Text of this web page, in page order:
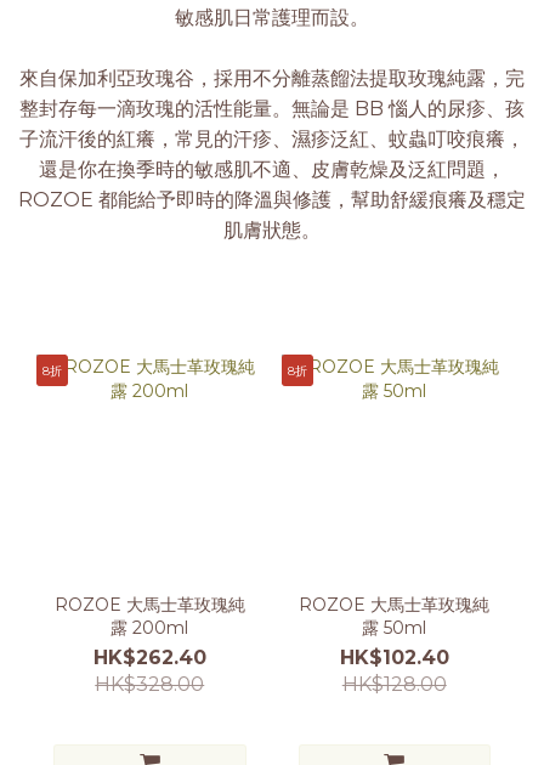
敏感肌日常護理而設。
來自保加利亞玫瑰谷，採用不分離蒸餾法提取玫瑰純露，完
整封存每一滴玫瑰的活性能量。無論是 BB 惱人的尿疹、孩
子流汗後的紅癢，常見的汗疹、濕疹泛紅、蚊蟲叮咬痕癢，
還是你在換季時的敏感肌不適、皮膚乾燥及泛紅問題，
ROZOE 都能給予即時的降溫與修護，幫助舒緩痕癢及穩定
肌膚狀態。
8折
ROZOE 大馬士革玫瑰純
露 200ml
HK$262.40
HK$328.00
8折
ROZOE 大馬士革玫瑰純
露 50ml
HK$102.40
HK$128.00